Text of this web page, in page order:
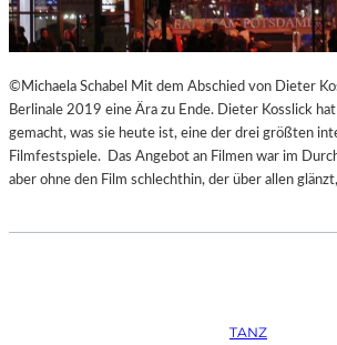
©Michaela Schabel Mit dem Abschied von Dieter
Berlinale 2019 eine Ära zu Ende. Dieter Kosslick
gemacht, was sie heute ist, eine der drei größten
Filmfestspiele. Das Angebot an Filmen war im
aber ohne den Film schlechthin, der über allen
TANZ